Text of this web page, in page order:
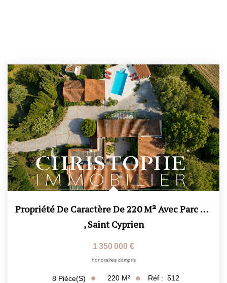
Propriété De Caractère De 220 M² Avec Parc Paysager De Plus...
,Saint Cyprien
1 350 000 €
honoraires compris
8 Pièce(s) 220 M² Réf : 512